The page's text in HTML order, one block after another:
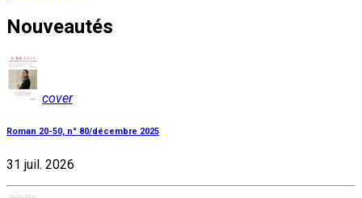
Nouveautés
cover
Roman 20-50, n° 80/décembre 2025
31 juil. 2026